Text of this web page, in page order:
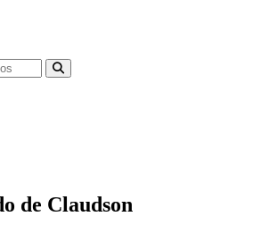
de Claudson